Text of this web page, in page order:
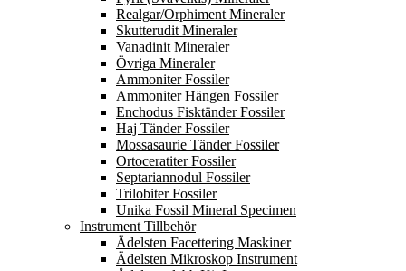
Realgar/Orphiment Mineraler
Skutterudit Mineraler
Vanadinit Mineraler
Övriga Mineraler
Ammoniter Fossiler
Ammoniter Hängen Fossiler
Enchodus Fisktänder Fossiler
Haj Tänder Fossiler
Mossasaurie Tänder Fossiler
Ortoceratiter Fossiler
Septariannodul Fossiler
Trilobiter Fossiler
Unika Fossil Mineral Specimen
Instrument Tillbehör
Ädelsten Facettering Maskiner
Ädelsten Mikroskop Instrument